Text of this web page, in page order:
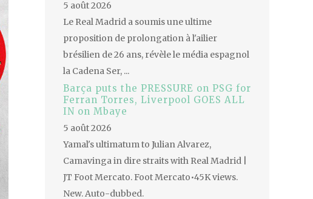
5 août 2026
Le Real Madrid a soumis une ultime
proposition de prolongation à l'ailier
brésilien de 26 ans, révèle le média espagnol
la Cadena Ser, ...
Barça puts the PRESSURE on PSG for
Ferran Torres, Liverpool GOES ALL
IN on Mbaye
5 août 2026
Yamal's ultimatum to Julian Alvarez,
Camavinga in dire straits with Real Madrid |
JT Foot Mercato. Foot Mercato•45K views.
New. Auto-dubbed.